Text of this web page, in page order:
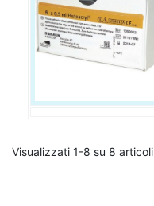
Visualizzati 1-8 su 8 articoli